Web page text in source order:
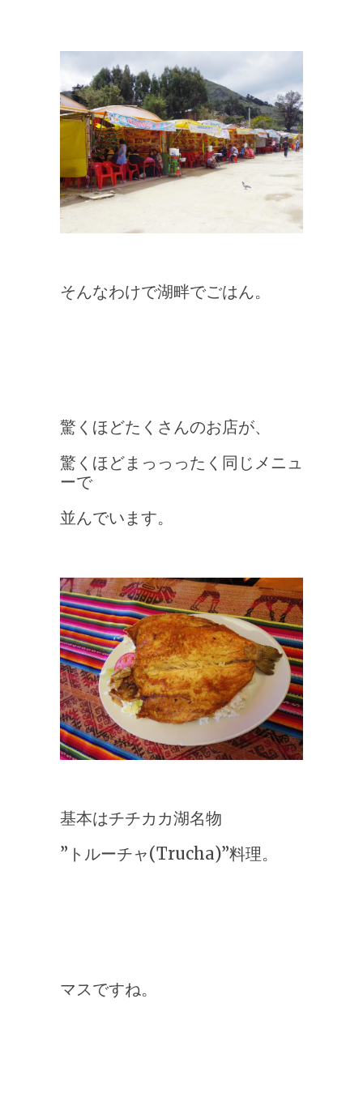
そんなわけで湖畔でごはん。
驚くほどたくさんのお店が、
驚くほどまっっったく同じメニュ
ーで
並んでいます。
基本はチチカカ湖名物
”トルーチャ(Trucha)”料理。
マスですね。